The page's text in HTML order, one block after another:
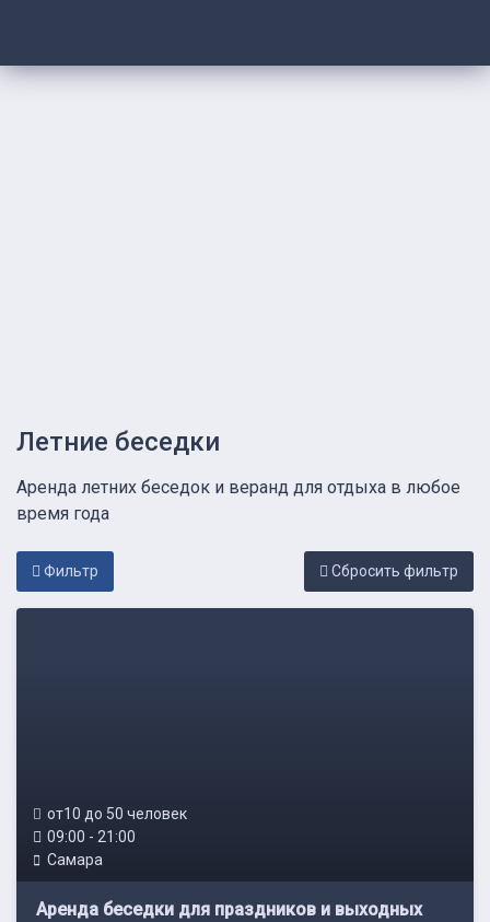
Летние беседки
Аренда летних беседок и веранд для отдыха в любое
время года
Фильтр Cбросить фильтр
от10 до 50 человек
09:00 - 21:00
Самара
Аренда беседки для праздников и выходных